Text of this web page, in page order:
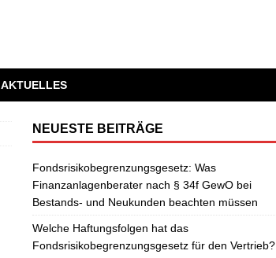
AKTUELLES
NEUESTE BEITRÄGE
Fondsrisikobegrenzungsgesetz: Was
Finanzanlagenberater nach § 34f GewO bei
Bestands- und Neukunden beachten müssen
Welche Haftungsfolgen hat das
Fondsrisikobegrenzungsgesetz für den Vertrieb?